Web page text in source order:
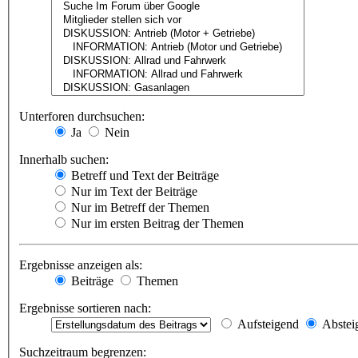
Unterforen durchsuchen:
Ja
Nein
Innerhalb suchen:
Betreff und Text der Beiträge
Nur im Text der Beiträge
Nur im Betreff der Themen
Nur im ersten Beitrag der Themen
Ergebnisse anzeigen als:
Beiträge
Themen
Ergebnisse sortieren nach:
Aufsteigend
Suchzeitraum begrenzen: